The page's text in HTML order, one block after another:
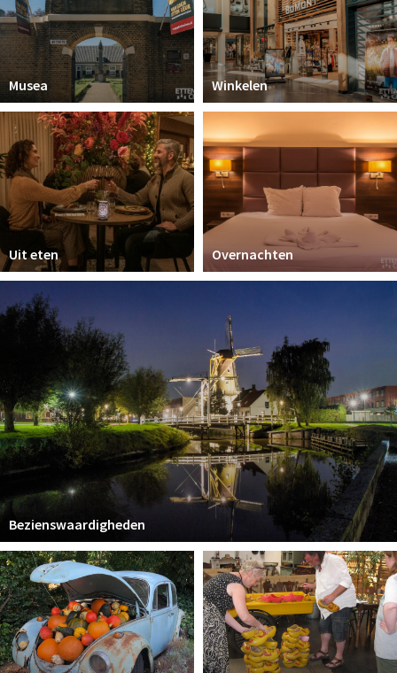
Musea Winkelen
Uit eten Overnachten
Bezienswaardigheden